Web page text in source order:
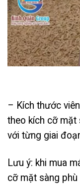
– Kích thước
theo kích cỡ mặt
với từng giai
Lưu ý: khi mua
cỡ mặt sàng